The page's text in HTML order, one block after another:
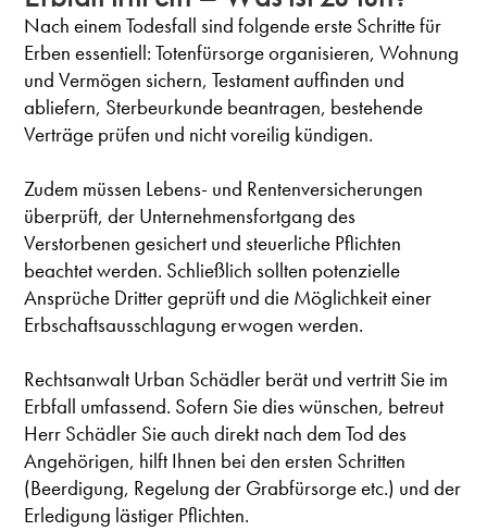
Nach einem Todesfall sind folgende erste Schritte für
Erben essentiell: Totenfürsorge organisieren, Wohnung
und Vermögen sichern, Testament auffinden und
abliefern, Sterbeurkunde beantragen, bestehende
Verträge prüfen und nicht voreilig kündigen.
Zudem müssen Lebens- und Rentenversicherungen
überprüft, der Unternehmensfortgang des
Verstorbenen gesichert und steuerliche Pflichten
beachtet werden. Schließlich sollten potenzielle
Ansprüche Dritter geprüft und die Möglichkeit einer
Erbschaftsausschlagung erwogen werden.
Rechtsanwalt Urban Schädler berät und vertritt Sie im
Erbfall umfassend. Sofern Sie dies wünschen, betreut
Herr Schädler Sie auch direkt nach dem Tod des
Angehörigen, hilft Ihnen bei den ersten Schritten
(Beerdigung, Regelung der Grabfürsorge etc.) und der
Erledigung lästiger Pflichten.